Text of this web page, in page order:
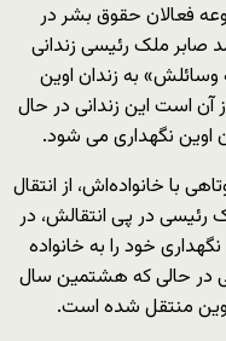
فعالان حقوق بشر در
بیستم فروردین ماه ۹۶، محمد صابر ملک‌ رئیسی زندانی
وسائلش» به زندان اوین
آن است این زندانی در حال
با خانواده‌اش، از انتقال
رئیسی در پی انتقالش، در
خود را به خانواده
در حالی که هشتمین سال